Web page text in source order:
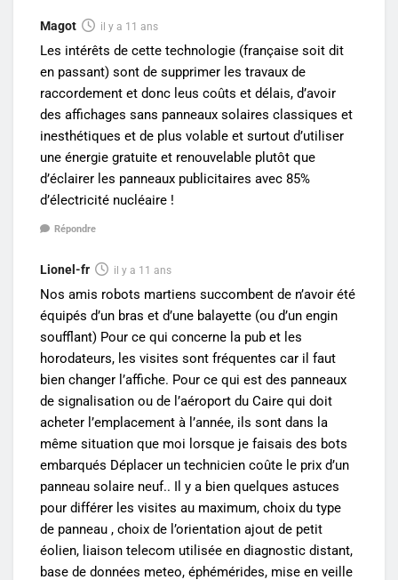
Magot il y a 11 ans
Les intérêts de cette technologie (française soit dit
en passant) sont de supprimer les travaux de
raccordement et donc leus coûts et délais, d’avoir
des affichages sans panneaux solaires classiques et
inesthétiques et de plus volable et surtout d’utiliser
une énergie gratuite et renouvelable plutôt que
d’éclairer les panneaux publicitaires avec 85%
d’électricité nucléaire !
Répondre
Lionel-fr il y a 11 ans
Nos amis robots martiens succombent de n’avoir été
équipés d’un bras et d’une balayette (ou d’un engin
soufflant) Pour ce qui concerne la pub et les
horodateurs, les visites sont fréquentes car il faut
bien changer l’affiche. Pour ce qui est des panneaux
de signalisation ou de l’aéroport du Caire qui doit
acheter l’emplacement à l’année, ils sont dans la
même situation que moi lorsque je faisais des bots
embarqués Déplacer un technicien coûte le prix d’un
panneau solaire neuf.. Il y a bien quelques astuces
pour différer les visites au maximum, choix du type
de panneau , choix de l’orientation ajout de petit
éolien, liaison telecom utilisée en diagnostic distant,
base de données meteo, éphémérides, mise en veille